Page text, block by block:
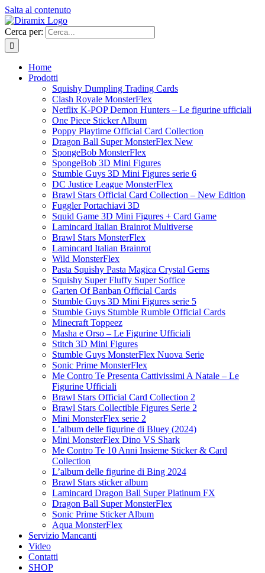
Salta al contenuto
Cerca per:
Home
Prodotti
Squishy Dumpling Trading Cards
Clash Royale MonsterFlex
Netflix K-POP Demon Hunters – Le figurine ufficiali
One Piece Sticker Album
Poppy Playtime Official Card Collection
Dragon Ball Super MonsterFlex New
SpongeBob MonsterFlex
SpongeBob 3D Mini Figures
Stumble Guys 3D Mini Figures serie 6
DC Justice League MonsterFlex
Brawl Stars Official Card Collection – New Edition
Fuggler Portachiavi 3D
Squid Game 3D Mini Figures + Card Game
Lamincard Italian Brainrot Multiverse
Brawl Stars MonsterFlex
Lamincard Italian Brainrot
Wild MonsterFlex
Pasta Squishy Pasta Magica Crystal Gems
Squishy Super Fluffy Super Soffice
Garten Of Banban Official Cards
Stumble Guys 3D Mini Figures serie 5
Stumble Guys Stumble Rumble Official Cards
Minecraft Toppeez
Masha e Orso – Le Figurine Ufficiali
Stitch 3D Mini Figures
Stumble Guys MonsterFlex Nuova Serie
Sonic Prime MonsterFlex
Me Contro Te Presenta Cattivissimi A Natale – Le
Figurine Ufficiali
Brawl Stars Official Card Collection 2
Brawl Stars Collectible Figures Serie 2
Mini MonsterFlex serie 2
L’album delle figurine di Bluey (2024)
Mini MonsterFlex Dino VS Shark
Me Contro Te 10 Anni Insieme Sticker & Card
Collection
L’album delle figurine di Bing 2024
Brawl Stars sticker album
Lamincard Dragon Ball Super Platinum FX
Dragon Ball Super MonsterFlex
Sonic Prime Sticker Album
Aqua MonsterFlex
Servizio Mancanti
Video
Contatti
SHOP